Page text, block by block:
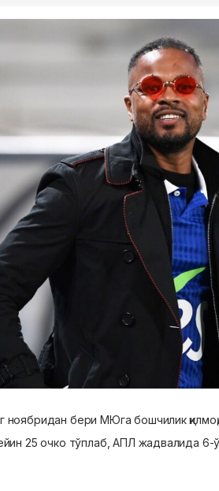
бери МЮга бошчилик
25 очко тўплаб, АПЛ жадвалида 6-